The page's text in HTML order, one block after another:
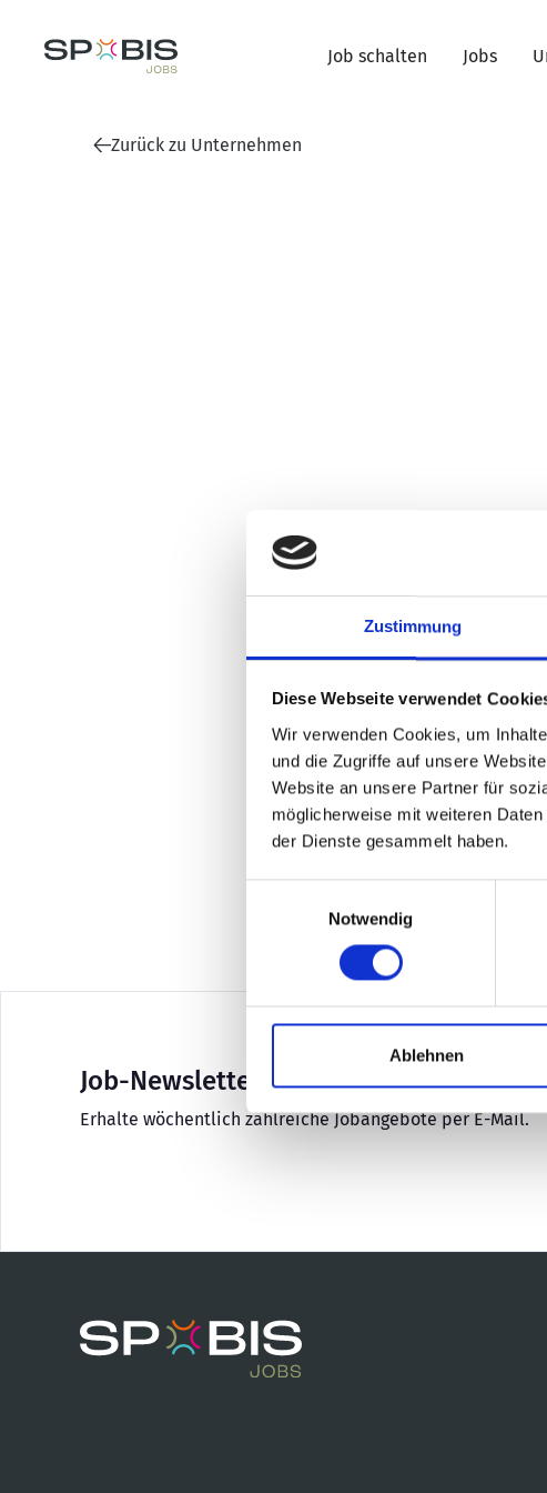
Zustimmung
Diese Webseite verwendet
Wir verwenden Cookies, um
und die Zugriffe auf unsere
Website an unsere Partner für
möglicherweise mit weiteren
der Dienste gesammelt haben.
Notwendig
Ablehnen
Job schalten Jobs
Zurück zu Unternehmen
Über das Unternehmen
Im Frühjahr 1904 gegründet, dauerte es
wirtschaftlicher Weitsicht, einem familiären
gelungen, der finanziell oftmals besser
Kontaktdaten
0761 38551-259
Social
Job-Newsletter
Erhalte wöchentlich zahlreiche Jobangebote per E-Mail.